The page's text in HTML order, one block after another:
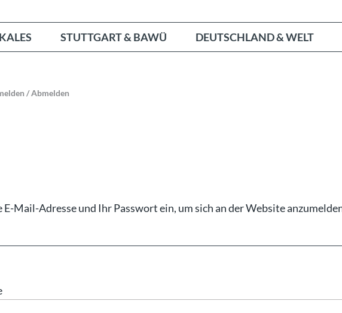
STUTTGART & BAWÜ DEUTSCHLAND & WELT
/ Abmelden
E-Mail-Adresse und Ihr Pass­wort ein, um sich an der Web­site